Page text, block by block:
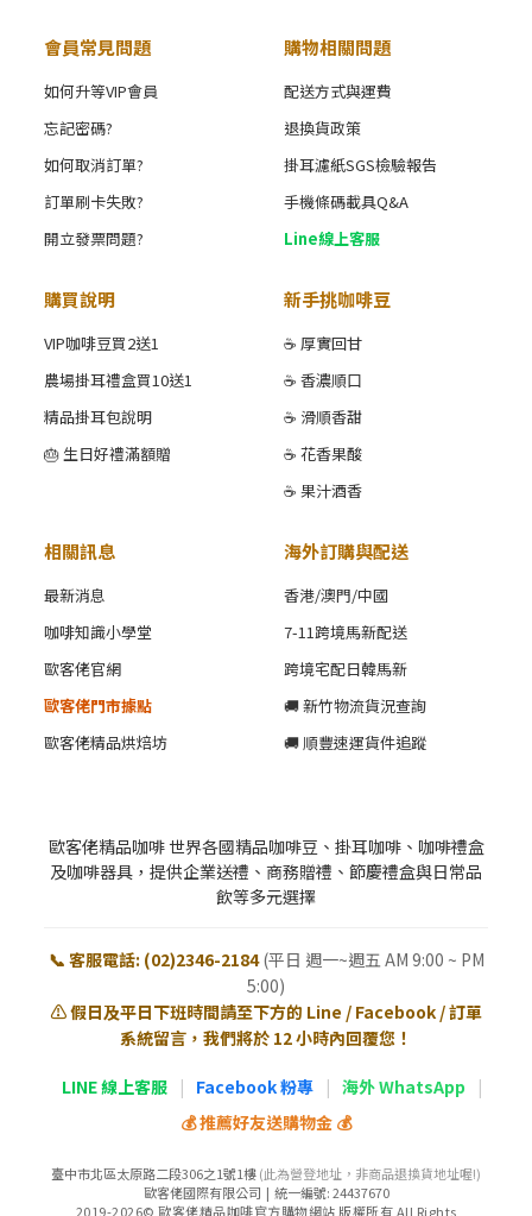
會員常見問題
如何升等VIP會員
忘記密碼?
如何取消訂單?
訂單刷卡失敗?
開立發票問題?
購物相關問題
配送方式與運費
退換貨政策
掛耳濾紙SGS檢驗報告
手機條碼載具Q&A
Line線上客服
購買說明
VIP咖啡豆買2送1
農場掛耳禮盒買10送1
精品掛耳包說明
🎂 生日好禮滿額贈
新手挑咖啡豆
☕ 厚實回甘
☕ 香濃順口
☕ 滑順香甜
☕ 花香果酸
☕ 果汁酒香
相關訊息
最新消息
咖啡知識小學堂
歐客佬官網
歐客佬門市據點
歐客佬精品烘焙坊
海外訂購與配送
香港/澳門/中國
7-11跨境馬新配送
跨境宅配日韓馬新
🚚 新竹物流貨況查詢
🚚 順豐速運貨件追蹤
歐客佬精品咖啡 世界各國精品咖啡豆、掛耳咖啡、咖啡禮盒
及咖啡器具，提供企業送禮、商務贈禮、節慶禮盒與日常品
飲等多元選擇
📞 客服電話: (02)2346-2184 (平日 週一~週五 AM 9:00 ~ PM
5:00)
⚠️ 假日及平日下班時間請至下方的 Line / Facebook / 訂單
系統留言，我們將於 12 小時內回覆您！
LINE 線上客服 | Facebook 粉專 | 海外 WhatsApp
|
💰 推薦好友送購物金 💰
臺中市北區太原路二段306之1號1樓(此為營登地址，非商品退換貨地址喔!)
歐客佬國際有限公司 | 統一編號: 24437670
2019-2026© 歐客佬精品咖啡官方購物網站 版權所有 All Rights